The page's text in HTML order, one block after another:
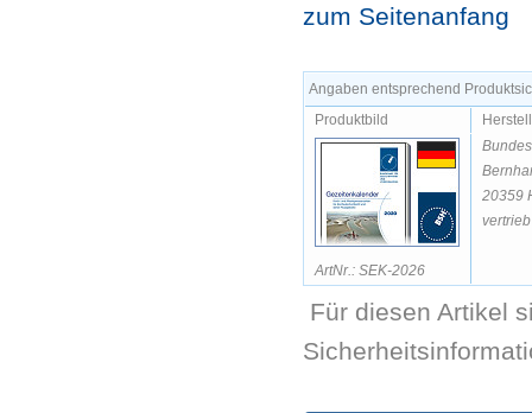
zum Seitenanfang
Angaben entsprechend
Produktbild
ArtNr.: SEK-2026
20359
Für diesen Artikel